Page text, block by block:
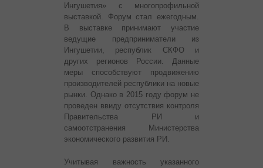
Ингушетия» с многопрофильной
выставкой. Форум стал ежегодным.
В выставке принимают участие
ведущие предприниматели из
Ингушетии, республик СКФО и
других регионов России. Данные
меры способствуют продвижению
производителей республики на новые
рынки. Однако в 2015 году форум не
проведен ввиду отсутствия контроля
Правительства РИ и
самоотстранения Министерства
экономического развития РИ.
Учитывая важность указанного